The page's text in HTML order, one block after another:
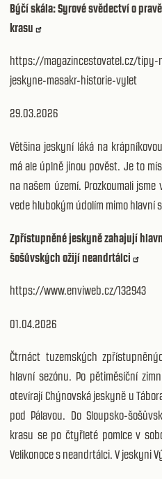
Býčí skála: Syrové svědectví o
krasu
https://magazincestovatel.cz/
jeskyne-masakr-historie-vylet
29.03.2026
Většina jeskyní láká na
má ale úplně jinou pověst. Je to
na našem území. Prozkoumali
vede hlubokým údolím mimo hlavní
Zpřístupněné jeskyně zahajují
šošůvských ožijí neandrtálci
https://www.enviweb.cz/132943
01.04.2026
Čtrnáct tuzemských
hlavní sezónu. Po pětiměsíční
otevírají Chýnovská jeskyně u
pod Pálavou. Do Sloupsko-
krasu se po čtyřleté pomlce v
Velikonoce s neandrtálci. V jeskyni